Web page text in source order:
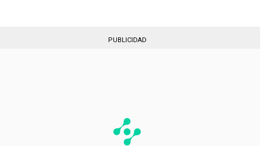
PUBLICIDAD